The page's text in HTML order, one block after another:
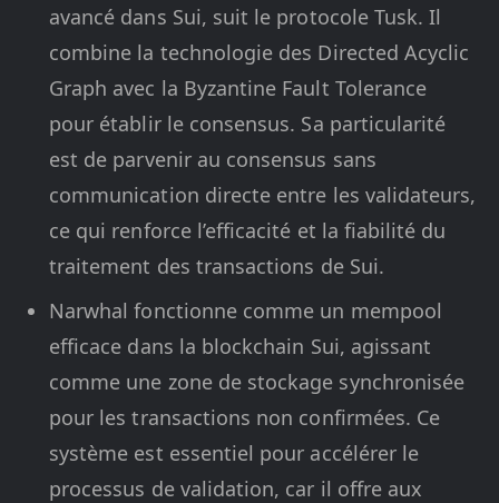
avancé dans Sui, suit le protocole Tusk. Il
combine la technologie des Directed Acyclic
Graph avec la Byzantine Fault Tolerance
pour établir le consensus. Sa particularité
est de parvenir au consensus sans
communication directe entre les validateurs,
ce qui renforce l’efficacité et la fiabilité du
traitement des transactions de Sui.
Narwhal fonctionne comme un mempool
efficace dans la blockchain Sui, agissant
comme une zone de stockage synchronisée
pour les transactions non confirmées. Ce
système est essentiel pour accélérer le
processus de validation, car il offre aux